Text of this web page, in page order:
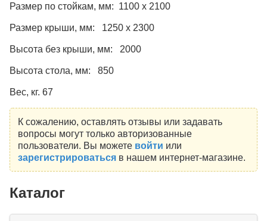
Размер по стойкам, мм: 1100 х 2100
Размер крыши, мм: 1250 х 2300
Высота без крыши, мм: 2000
Высота стола, мм: 850
Вес, кг. 67
К сожалению, оставлять отзывы или задавать
вопросы могут только авторизованные
пользователи. Вы можете войти или
зарегистрироватьсяв нашем интернет-магазине.
Каталог